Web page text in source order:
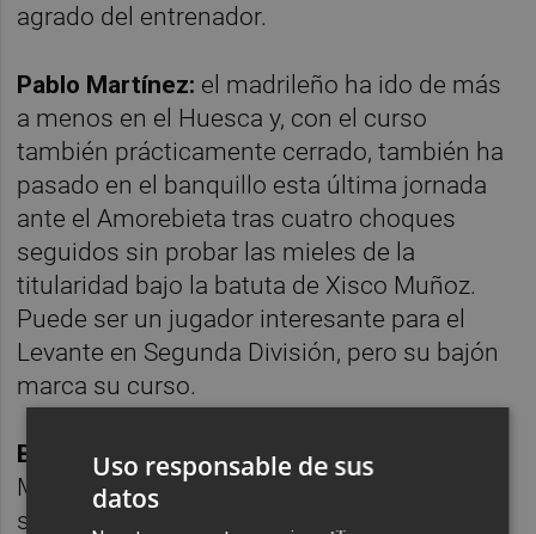
agrado del entrenador.
Pablo Martínez: el madrileño ha ido de más
a menos en el Huesca y, con el curso
también prácticamente cerrado, también ha
pasado en el banquillo esta última jornada
ante el Amorebieta tras cuatro choques
seguidos sin probar las mieles de la
titularidad bajo la batuta de Xisco Muñoz.
Puede ser un jugador interesante para el
Levante en Segunda División, pero su bajón
marca su curso.
Brugui : Suplencia en la sobrada victoria del
Mirandés ante el Ibiza. Tampoco jugó un
solo minuto, aunque en su caso la campaña
Uso responsable de sus
datos